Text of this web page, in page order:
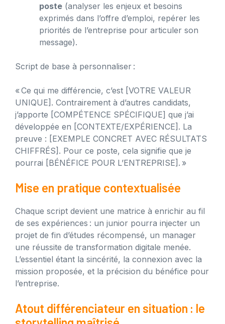
poste (analyser les enjeux et besoins
exprimés dans l’offre d’emploi, repérer les
priorités de l’entreprise pour articuler son
message).
Script de base à personnaliser :
« Ce qui me différencie, c’est [VOTRE VALEUR
UNIQUE]. Contrairement à d’autres candidats,
j’apporte [COMPÉTENCE SPÉCIFIQUE] que j’ai
développée en [CONTEXTE/EXPÉRIENCE]. La
preuve : [EXEMPLE CONCRET AVEC RÉSULTATS
CHIFFRÉS]. Pour ce poste, cela signifie que je
pourrai [BÉNÉFICE POUR L’ENTREPRISE]. »
Mise en pratique contextualisée
Chaque script devient une matrice à enrichir au fil
de ses expériences : un junior pourra injecter un
projet de fin d’études récompensé, un manager
une réussite de transformation digitale menée.
L’essentiel étant la sincérité, la connexion avec la
mission proposée, et la précision du bénéfice pour
l’entreprise.
Atout différenciateur en situation : le